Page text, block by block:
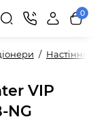
0
Настінні
VIP
NG